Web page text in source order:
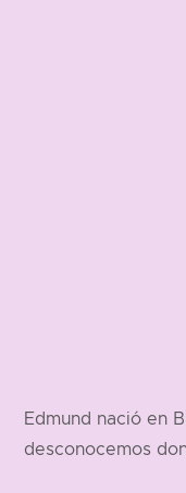
Edmund nació en
desconocemos